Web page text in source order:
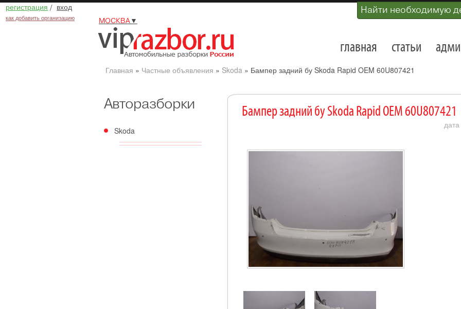
регистрация / вход
как добавить организацию
Найти необходимую
МОСКВА▼
главная статьи
Главная » Частные объявления » Skoda» Бампер задний бу Skoda Rapid OEM 60U807421
Авторазборки
Skoda
Бампер задний бу Skoda Rapid OEM 60U807421